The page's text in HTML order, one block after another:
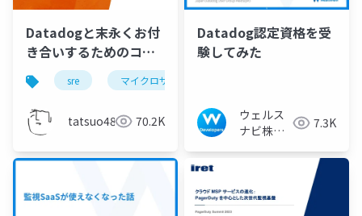
Datadogと末永くお付
き合いするためのコス
ト最適化TIPS
sre マイクロサービス
tatsuo48 70.2K
Datadog認定資格を受
験してみた
ウェルス
ナビ株式
7.3K